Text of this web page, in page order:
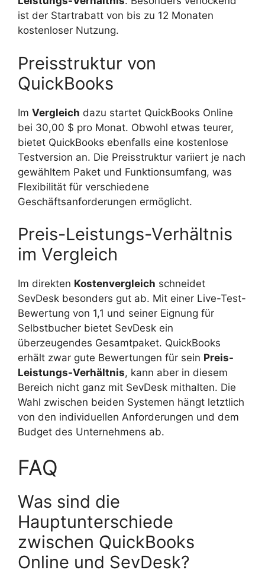
ist der Startrabatt von bis zu 12 Monaten
kostenloser Nutzung.
Preisstruktur von
QuickBooks
Im Vergleich dazu startet QuickBooks Online
bei 30,00 $ pro Monat. Obwohl etwas teurer,
bietet QuickBooks ebenfalls eine kostenlose
Testversion an. Die Preisstruktur variiert je nach
gewähltem Paket und Funktionsumfang, was
Flexibilität für verschiedene
Geschäftsanforderungen ermöglicht.
Preis-Leistungs-Verhältnis
im Vergleich
Im direkten Kostenvergleich schneidet
SevDesk besonders gut ab. Mit einer Live-Test-
Bewertung von 1,1 und seiner Eignung für
Selbstbucher bietet SevDesk ein
überzeugendes Gesamtpaket. QuickBooks
erhält zwar gute Bewertungen für sein Preis-
Leistungs-Verhältnis, kann aber in diesem
Bereich nicht ganz mit SevDesk mithalten. Die
Wahl zwischen beiden Systemen hängt letztlich
von den individuellen Anforderungen und dem
Budget des Unternehmens ab.
FAQ
Was sind die
Hauptunterschiede
zwischen QuickBooks
Online und SevDesk?